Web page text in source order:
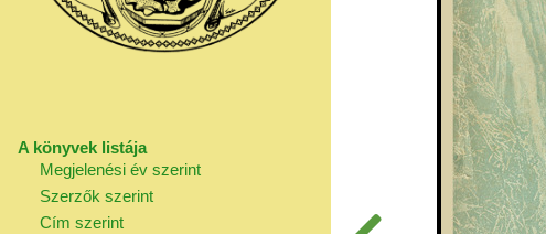
A könyvek listája
Megjelenési év szerint
Szerzők szerint
Cím szerint